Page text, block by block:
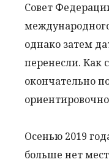
Совет
однако затем
перенесли. Как
окончательно
Осенью 2019
больше нет